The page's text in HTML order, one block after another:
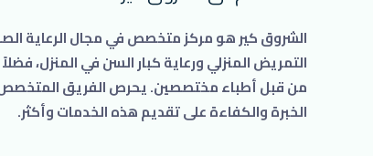
الشروق كير هو مركز متخصص في مجال الرعاية
التمريض المنزلي ورعاية كبار السن في المنزل،
من قبل أطباء مختصصين. يحرص الفريق المتخصص
الخبرة والكفاءة على تقديم هذه الخدمات وأكثر.